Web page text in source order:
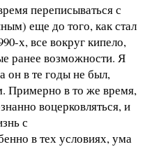
переписываться с
еще до того, как стал
х, все вокруг кипело,
ранее возможности. Я
он в те годы не был,
Примерно в то же время,
воцерковляться, и
с
в тех условиях, ума